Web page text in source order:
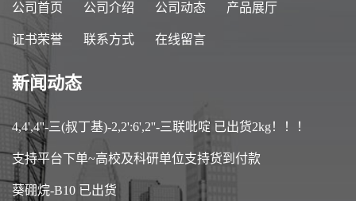
公司首页 公司介绍 公司动态 产品展厅
证书荣誉 联系方式 在线留言
新闻动态
4,4',4''-三(叔丁基)-2,2':6',2''-三联吡啶 已出货2kg！！！
支持平台下单~高校及科研单位支持货到付款
葵硼烷-B10 已出货